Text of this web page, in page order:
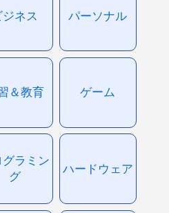
ジネス パーソナル
＆教育 ゲーム
グラミン
グ
ハードウェア